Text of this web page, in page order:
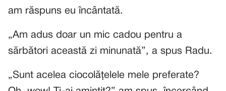
am răspuns eu încântată.
„Am adus doar un mic cadou pentru a
sărbători această zi minunată”, a spus Radu.
„Sunt acelea ciocolățelele mele preferate?